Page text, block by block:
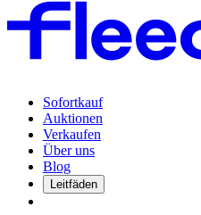
Sofortkauf
Auktionen
Verkaufen
Über uns
Blog
Leitfäden